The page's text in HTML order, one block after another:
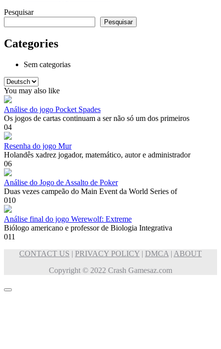
Pesquisar
Pesquisar
Categories
Sem categorias
Escolha
um
idioma
You may also like
Análise do jogo Pocket Spades
Os jogos de cartas continuam a ser não só um dos primeiros
04
Resenha do jogo Mur
Holandês xadrez jogador, matemático, autor e administrador
06
Análise do Jogo de Assalto de Poker
Duas vezes campeão do Main Event da World Series of
010
Análise final do jogo Werewolf: Extreme
Biólogo americano e professor de Biologia Integrativa
011
CONTACT US | PRIVACY POLICY | DMCA | ABOUT
Copyright © 2022 Crash Gamesaz.com